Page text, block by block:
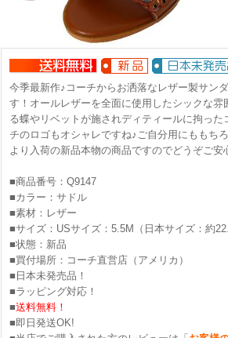
今季最新作♪コーチからお洒落なレザー製サン
す！オールレザーを全面に使用したシックな
る蝶やリベットが施されディティールに拘っ
チのロゴもオシャレですね♪ご自分用にももち
より入荷の新品本物の商品ですのでどうぞご安
■商品番号：Q9147
■カラー：サドル
■素材：レザー
■サイズ：USサイズ：5.5M（日本サイズ：約
■状態：新品
■買付場所：コーチ直営店（アメリカ）
■日本未発売品！
■ラッピング対応！
■送料無料！
■即日発送OK!